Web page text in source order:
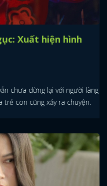
Xuất hiện hình
chưa dừng lại với người làng
trẻ con cũng xảy ra chuyện.